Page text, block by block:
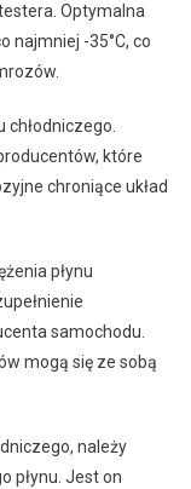
Optymalna
najmniej -35°C, co
chłodniczego.
które
chroniące układ
płynu
samochodu.
mogą się ze sobą
należy
płynu. Jest on